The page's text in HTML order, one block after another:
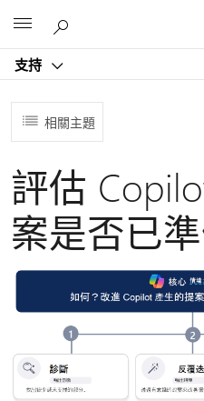
支持
相關主題
評估
案是否已